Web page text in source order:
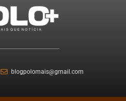
blogpolomais@gmail.com